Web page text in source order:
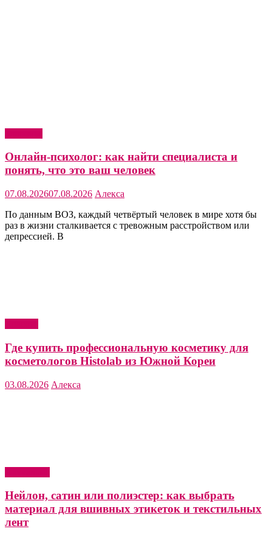
Онлайн-психолог: как найти специалиста и
понять, что это ваш человек
07.08.202607.08.2026 Алекса
По данным ВОЗ, каждый четвёртый человек в мире хотя бы
раз в жизни сталкивается с тревожным расстройством или
депрессией. В
Где купить профессиональную косметику для
косметологов Histolab из Южной Кореи
03.08.2026 Алекса
Нейлон, сатин или полиэстер: как выбрать
материал для вшивных этикеток и текстильных
лент